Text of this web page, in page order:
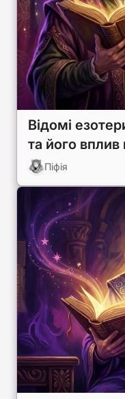
Відомі
та його вплив
Піфія